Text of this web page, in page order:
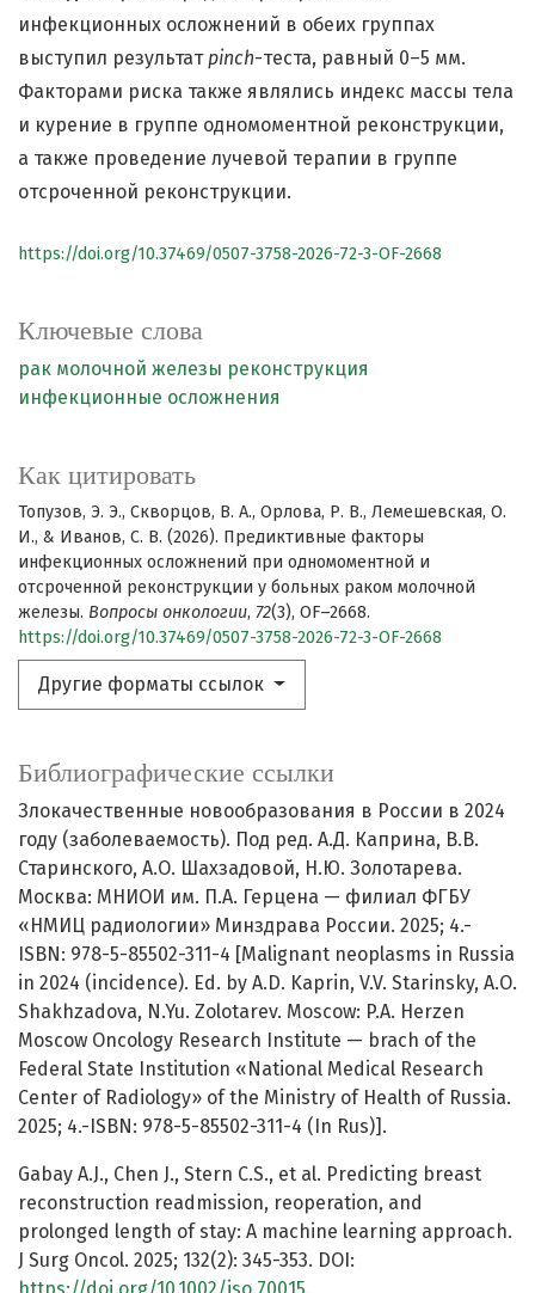
Ключевые слова
рак молочной железы реконструкция
инфекционные осложнения
Как цитировать
Топузов, Э. Э., Скворцов, В. А., Орлова, Р. В., Лемешевская, О.
И., & Иванов, С. В. (2026). Предиктивные факторы
инфекционных осложнений при одномоментной и
отсроченной реконструкции у больных раком молочной
железы. Вопросы онкологии, 72(3), OF–2668.
https://doi.org/10.37469/0507-3758-2026-72-3-OF-2668
Другие форматы ссылок
инфекционных осложнений в обеих группах
выступил результат pinch-теста, равный 0–5 мм.
Факторами риска также являлись индекс массы тела
и курение в группе одномоментной реконструкции,
а также проведение лучевой терапии в группе
отсроченной реконструкции.
https://doi.org/10.37469/0507-3758-2026-72-3-OF-2668
Библиографические ссылки
Злокачественные новообразования в России в 2024
году (заболеваемость). Под ред. А.Д. Каприна, В.В.
Старинского, А.О. Шахзадовой, Н.Ю. Золотарева.
Москва: МНИОИ им. П.А. Герцена — филиал ФГБУ
«НМИЦ радиологии» Минздрава России. 2025; 4.-
ISBN: 978-5-85502-311-4 [Malignant neoplasms in Russia
in 2024 (incidence). Ed. by A.D. Kaprin, V.V. Starinsky, A.O.
Shakhzadova, N.Yu. Zolotarev. Moscow: P.A. Herzen
Moscow Oncology Research Institute — brach of the
Federal State Institution «National Medical Research
Center of Radiology» of the Ministry of Health of Russia.
2025; 4.-ISBN: 978-5-85502-311-4 (In Rus)].
Gabay A.J., Chen J., Stern C.S., et al. Predicting breast
reconstruction readmission, reoperation, and
prolonged length of stay: A machine learning approach.
J Surg Oncol. 2025; 132(2): 345-353. DOI: